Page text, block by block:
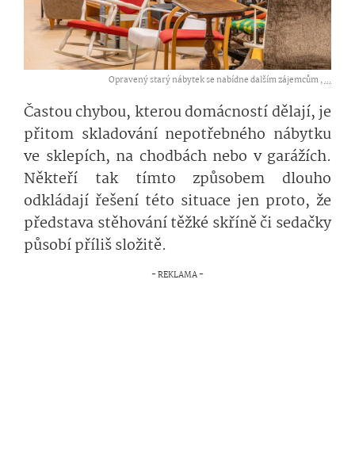
Opravený starý nábytek se nabídne dalším zájemcům ,...
Častou chybou, kterou domácností dělají, je
přitom skladování nepotřebného nábytku
ve sklepích, na chodbách nebo v garážích.
Někteří tak tímto způsobem dlouho
odkládají řešení této situace jen proto, že
představa stěhování těžké skříně či sedačky
působí příliš složitě.